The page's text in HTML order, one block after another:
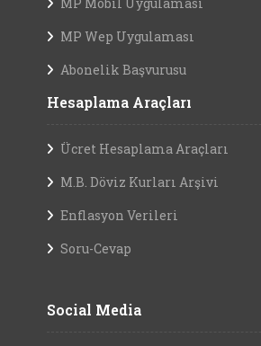
MP Wep Uygulaması
Abonelik Başvurusu
Hesaplama Araçları
Ücret Hesaplama Araçları
M.B. Döviz Kurları Arşivi
Enflasyon Verileri
Soru-Cevap
Social Media